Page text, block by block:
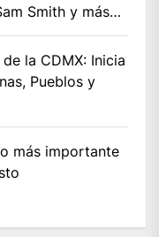
Smith y más…
la CDMX: Inicia
Pueblos y
más importante